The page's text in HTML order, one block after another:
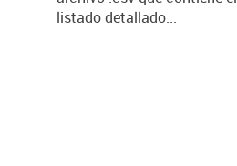
listado detallado...